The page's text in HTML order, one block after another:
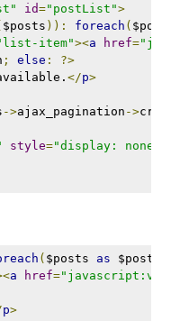
id="postList">
$posts )): foreach ( $posts
item"><a href=
; else :
?>
</p>
->ajax_pagination ->
style="display: none;
( $posts as $post
a href=
p>